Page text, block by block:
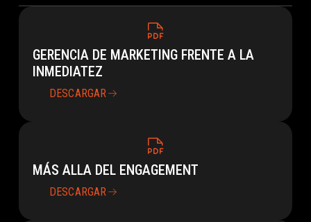
GERENCIA DE MARKETING FRENTE A LA
INMEDIATEZ
DESCARGAR
MÁS ALLA DEL ENGAGEMENT
DESCARGAR